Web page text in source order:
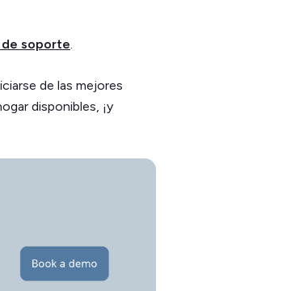
soporte.
de las mejores
disponibles, ¡y